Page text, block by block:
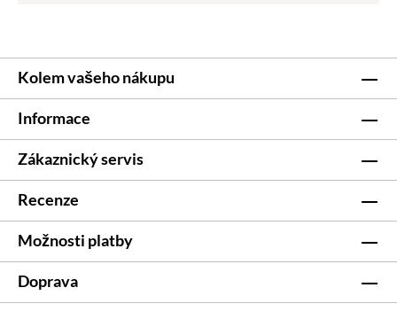
Kolem vašeho nákupu
Informace
Zákaznický servis
Recenze
Možnosti platby
Doprava